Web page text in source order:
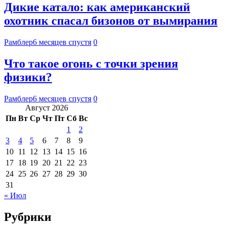
Дикие катало: как американский
охотник спасал бизонов от вымирания
Рамблер6 месяцев спустя 0
Что такое огонь с точки зрения
физики?
Рамблер6 месяцев спустя 0
Август 2026
Пн Вт Ср Чт Пт Сб Вс
1
2
3
4 5 6 7 8
9
10 11 12 13 14 15 16
17 18 19 20 21 22 23
24 25 26 27 28 29 30
31
« Июл
Рубрики